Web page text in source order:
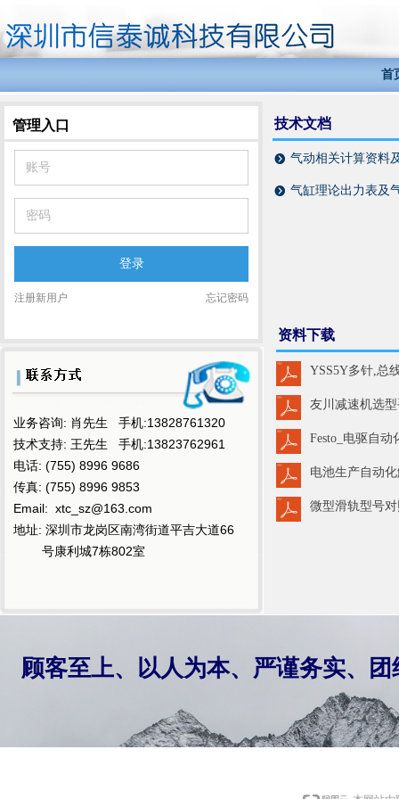
首
业务咨询: 肖先生 手机:13828761320
技术支持: 王先生 手机:13823762961
电话: (755) 8996 9686
传真: (755) 8996 9853
Email: xtc_sz@163.com
地址: 深圳市龙岗区南湾街道平吉大道66
号康利城7栋802室
管理入口
登录
忘记密码
注册新用户
资料下载
YSS5Y多针,总
友川减速机选
Festo_电驱自动
电池生产自动
微型滑轨型号
技术文档
뀹 气动相关计算资料
뀹 气缸理论出力表及
顾客至上、以人为本、严谨务实、